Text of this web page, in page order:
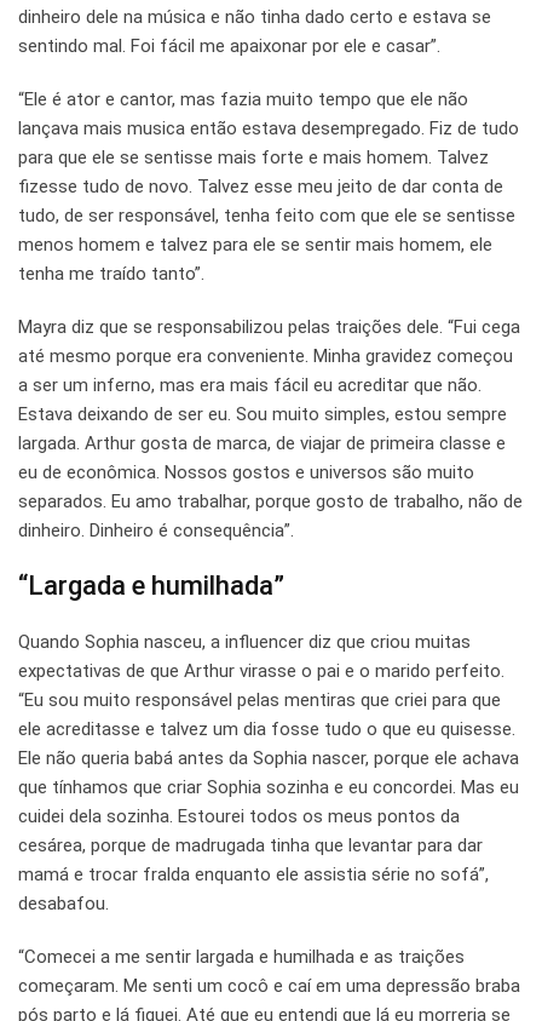
dinheiro dele na música e não tinha dado certo e estava se
sentindo mal. Foi fácil me apaixonar por ele e casar”.
“Ele é ator e cantor, mas fazia muito tempo que ele não
lançava mais musica então estava desempregado. Fiz de tudo
para que ele se sentisse mais forte e mais homem. Talvez
fizesse tudo de novo. Talvez esse meu jeito de dar conta de
tudo, de ser responsável, tenha feito com que ele se sentisse
menos homem e talvez para ele se sentir mais homem, ele
tenha me traído tanto”.
Mayra diz que se responsabilizou pelas traições dele. “Fui cega
até mesmo porque era conveniente. Minha gravidez começou
a ser um inferno, mas era mais fácil eu acreditar que não.
Estava deixando de ser eu. Sou muito simples, estou sempre
largada. Arthur gosta de marca, de viajar de primeira classe e
eu de econômica. Nossos gostos e universos são muito
separados. Eu amo trabalhar, porque gosto de trabalho, não de
dinheiro. Dinheiro é consequência”.
“Largada e humilhada”
Quando Sophia nasceu, a influencer diz que criou muitas
expectativas de que Arthur virasse o pai e o marido perfeito.
“Eu sou muito responsável pelas mentiras que criei para que
ele acreditasse e talvez um dia fosse tudo o que eu quisesse.
Ele não queria babá antes da Sophia nascer, porque ele achava
que tínhamos que criar Sophia sozinha e eu concordei. Mas eu
cuidei dela sozinha. Estourei todos os meus pontos da
cesárea, porque de madrugada tinha que levantar para dar
mamá e trocar fralda enquanto ele assistia série no sofá”,
desabafou.
“Comecei a me sentir largada e humilhada e as traições
começaram. Me senti um cocô e caí em uma depressão braba
pós parto e lá fiquei. Até que eu entendi que lá eu morreria se